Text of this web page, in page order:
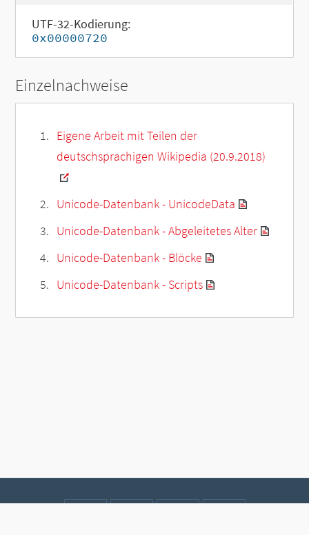
UTF-32-Kodierung:
0x00000720
Einzelnachweise
Eigene Arbeit mit Teilen der
deutschsprachigen Wikipedia (20.9.2018)
Unicode-Datenbank - UnicodeData
Unicode-Datenbank - Abgeleitetes Alter
Unicode-Datenbank - Blöcke
Unicode-Datenbank - Scripts